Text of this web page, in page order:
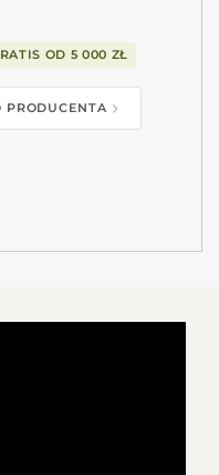
OD 5 000 ZŁ
PRODUCENTA